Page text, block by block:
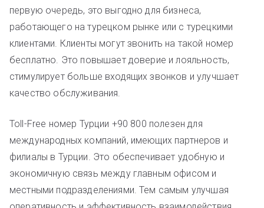
первую очередь, это выгодно для бизнеса,
работающего на турецком рынке или с турецкими
клиентами. Клиенты могут звонить на такой номер
бесплатно. Это повышает доверие и лояльность,
стимулирует больше входящих звонков и улучшает
качество обслуживания.
Toll-Free номер Турции +90 800 полезен для
международных компаний, имеющих партнеров и
филиалы в Турции. Это обеспечивает удобную и
экономичную связь между главным офисом и
местными подразделениями. Тем самым улучшая